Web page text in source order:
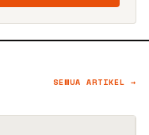
SEMUA ARTIKEL →